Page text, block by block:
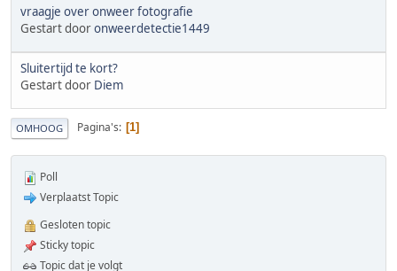
vraagje over onweer fotografie
Gestart dooronweerdetectie1449
Sluitertijd te kort?
Gestart door Diem
OMHOOG Pagina's 1
Poll
Verplaatst Topic
Gesloten topic
Sticky topic
Topic dat je volgt